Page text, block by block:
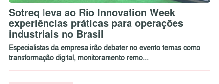
Sotreq leva ao Rio Innovation Week
experiências práticas para operações
industriais no Brasil
Especialistas da empresa irão debater no evento temas como
transformação digital, monitoramento remo...